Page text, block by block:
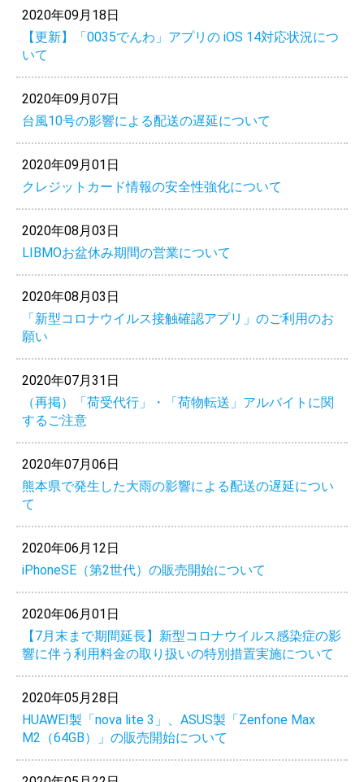
2020年09月18日
【更新】「0035でんわ」アプリの iOS 14対応状況につ
いて
2020年09月07日
台風10号の影響による配送の遅延について
2020年09月01日
クレジットカード情報の安全性強化について
2020年08月03日
LIBMOお盆休み期間の営業について
2020年08月03日
「新型コロナウイルス接触確認アプリ」のご利用のお
願い
2020年07月31日
（再掲）「荷受代行」・「荷物転送」アルバイトに関
するご注意
2020年07月06日
熊本県で発生した大雨の影響による配送の遅延につい
て
2020年06月12日
iPhoneSE（第2世代）の販売開始について
2020年06月01日
【7月末まで期間延長】新型コロナウイルス感染症の影
響に伴う利用料金の取り扱いの特別措置実施について
2020年05月28日
HUAWEI製「nova lite 3」、ASUS製「Zenfone Max
M2（64GB）」の販売開始について